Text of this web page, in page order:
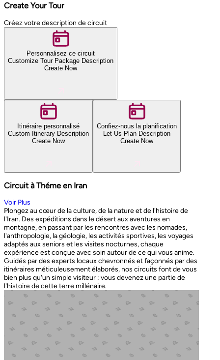
Create Your Tour
Créez votre description de circuit
Personnalisez ce circuit
Customize Tour Package Description
Create Now
Itinéraire personnalisé
Custom Itinerary Description
Create Now
Confiez-nous la planification
Let Us Plan Description
Create Now
Circuit à Théme en Iran
Voir Plus
Plongez au cœur de la culture, de la nature et de l'histoire de
l'Iran. Des expéditions dans le désert aux aventures en
montagne, en passant par les rencontres avec les nomades,
l'anthropologie, la géologie, les activités sportives, les voyages
adaptés aux seniors et les visites nocturnes, chaque
expérience est conçue avec soin autour de ce qui vous anime.
Guidés par des experts locaux chevronnés et façonnés par des
itinéraires méticuleusement élaborés, nos circuits font de vous
bien plus qu'un simple visiteur : vous devenez une partie de
l'histoire de cette terre millénaire.